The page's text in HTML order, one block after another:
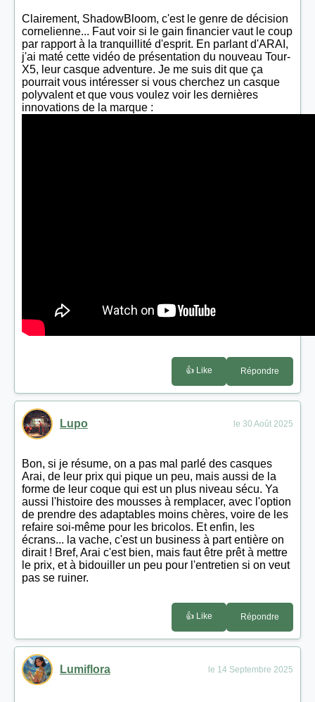
Clairement, ShadowBloom, c'est le genre de décision
cornelienne... Faut voir si le gain financier vaut le coup
par rapport à la tranquillité d'esprit. En parlant d'ARAI,
j'ai maté cette vidéo de présentation du nouveau Tour-
X5, leur casque adventure. Je me suis dit que ça
pourrait vous intéresser si vous cherchez un casque
polyvalent et que vous voulez voir les dernières
innovations de la marque :
👍 Like Répondre
Lupo le 30 Août 2025
Bon, si je résume, on a pas mal parlé des casques
Arai, de leur prix qui pique un peu, mais aussi de la
forme de leur coque qui est un plus niveau sécu. Ya
aussi l'histoire des mousses à remplacer, avec l'option
de prendre des adaptables moins chères, voire de les
refaire soi-même pour les bricolos. Et enfin, les
écrans... la vache, c'est un business à part entière on
dirait ! Bref, Arai c'est bien, mais faut être prêt à mettre
le prix, et à bidouiller un peu pour l'entretien si on veut
pas se ruiner.
👍 Like Répondre
Lumiflora le 14 Septembre 2025